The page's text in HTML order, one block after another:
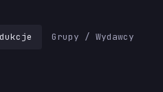
Grupy / Wydawcy